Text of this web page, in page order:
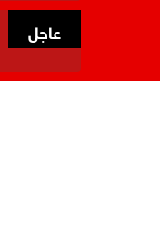
عاجل